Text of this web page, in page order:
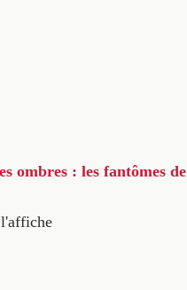
ombres : les fantômes